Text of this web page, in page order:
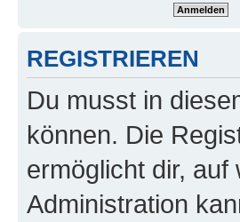
REGISTRIEREN
Du musst in
können. Die
ermöglicht dir,
Administration